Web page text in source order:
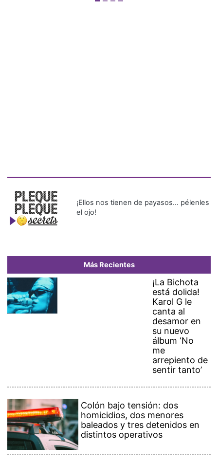
¡Ellos nos tienen de payasos… pélenles
el ojo!
Más Recientes
¡La Bichota
está dolida!
Karol G le
canta al
desamor en
su nuevo
álbum ‘No
me
arrepiento de
sentir tanto’
Colón bajo tensión: dos
homicidios, dos menores
baleados y tres detenidos en
distintos operativos